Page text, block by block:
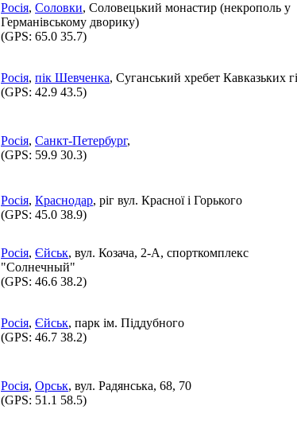
Росія, Соловки, Соловецький монастир (некрополь у
Германівському дворику)
(GPS: 65.0 35.7)
Росія, пік Шевченка, Суганський хребет Кавказьких
(GPS: 42.9 43.5)
Росія, Санкт-Петербург,
(GPS: 59.9 30.3)
Росія, Краснодар, ріг вул. Красної і Горького
(GPS: 45.0 38.9)
Росія, Єйськ, вул. Козача, 2-А, спорткомплекс
"Солнечный"
(GPS: 46.6 38.2)
Росія, Єйськ, парк ім. Піддубного
(GPS: 46.7 38.2)
Росія, Орськ, вул. Радянська, 68, 70
(GPS: 51.1 58.5)